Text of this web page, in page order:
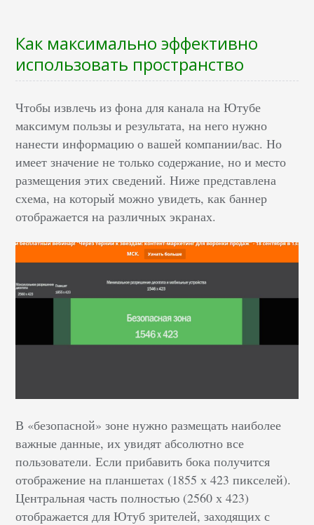
Как максимально эффективно
использовать пространство
Чтобы извлечь из фона для канала на Ютубе
максимум пользы и результата, на него нужно
нанести информацию о вашей компании/вас. Но
имеет значение не только содержание, но и место
размещения этих сведений. Ниже представлена
схема, на который можно увидеть, как баннер
отображается на различных экранах.
В «безопасной» зоне нужно размещать наиболее
важные данные, их увидят абсолютно все
пользователи. Если прибавить бока получится
отображение на планшетах (1855 х 423 пикселей).
Центральная часть полностью (2560 х 423)
отображается для Ютуб зрителей, заходящих с